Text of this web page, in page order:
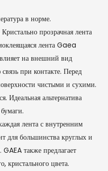
в норме.
прозрачная лента
лента Gaea
на внешний вид
при контакте. Перед
чистыми и сухими.
Идеальная альтернатива
лента с внутренним
для большинства круглых и
также предлагает
кристального цвета.